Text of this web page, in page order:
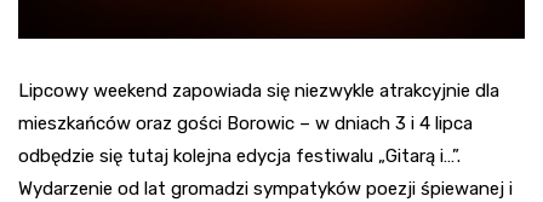
Lipcowy weekend zapowiada się niezwykle atrakcyjnie dla
mieszkańców oraz gości Borowic – w dniach 3 i 4 lipca
odbędzie się tutaj kolejna edycja festiwalu „Gitarą i…”.
Wydarzenie od lat gromadzi sympatyków poezji śpiewanej i